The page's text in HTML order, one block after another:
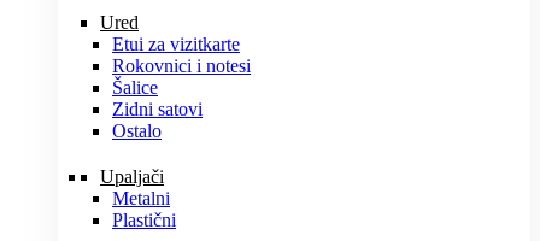
Ured
Etui za vizitkarte
Rokovnici i notesi
Šalice
Zidni satovi
Ostalo
Upaljači
Metalni
Plastični